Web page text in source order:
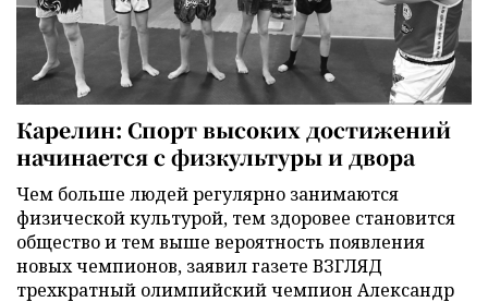
Карелин: Спорт высоких достижений
начинается с физкультуры и двора
Чем больше людей регулярно занимаются
физической культурой, тем здоровее становится
общество и тем выше вероятность появления
новых чемпионов, заявил газете ВЗГЛЯД
трехкратный олимпийский чемпион Александр